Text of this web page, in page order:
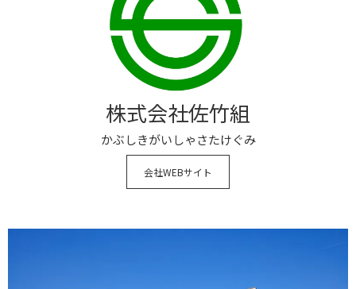
株式会社佐竹組
かぶしきがいしゃさたけぐみ
会社WEBサイト